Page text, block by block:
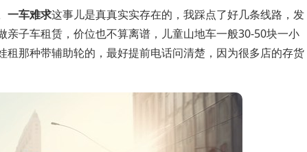
一车难求这事儿是真真实实存在的，我踩点了好几条线路，发
子车租赁，价位也不算离谱，儿童山地车一般30-50块一小
那种带辅助轮的，最好提前电话问清楚，因为很多店的存货